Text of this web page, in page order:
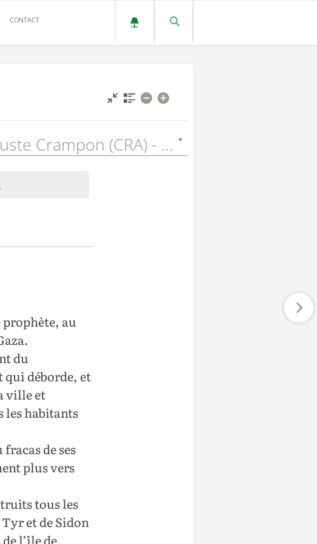
CONTACT
Auguste Crampon (CRA) - 1923
prophète, au
du
déborde, et
ville et
les habitants
de ses
plus vers
tous les
et de Sidon
l’île de